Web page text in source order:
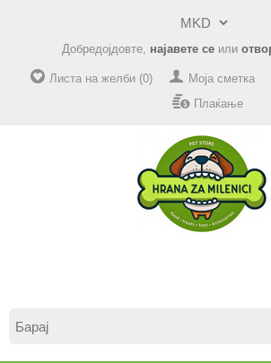
Добредојдовте, најавете се или
Листа на желби (0) Моја сметка
Плаќање